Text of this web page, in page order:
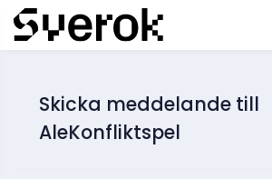
Skicka meddelande till
AleKonfliktspel